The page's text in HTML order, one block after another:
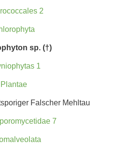
2
sp. (†)
1
Plantae
Falscher Mehltau
7